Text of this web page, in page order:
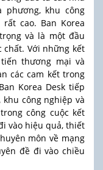
phương, khu công
cao. Ban Korea
và là một đầu
Với những kết
thương mại và
các cam kết trong
Korea Desk tiếp
công nghiệp và
công cuộc kết
vào hiệu quả, thiết
môn về mạng
đề đi vào chiều